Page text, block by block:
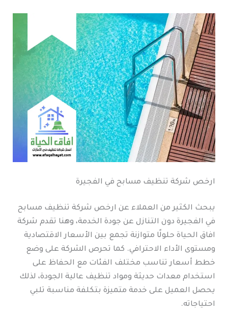
ارخص شركة تنظيف مسابح في الفجيرة
يبحث الكثير من العملاء عن ارخص شركة تنظيف مسابح
في الفجيرة دون التنازل عن جودة الخدمة، وهنا تقدم شركة
افاق الحياة حلولًا متوازنة تجمع بين الأسعار الاقتصادية
ومستوى الأداء الاحترافي. كما تحرص الشركة على وضع
خطط أسعار تناسب مختلف الفئات مع الحفاظ على
استخدام معدات حديثة ومواد تنظيف عالية الجودة، لذلك
يحصل العميل على خدمة متميزة بتكلفة مناسبة تلبي
احتياجاته.